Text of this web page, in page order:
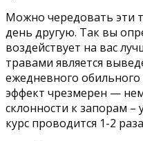
Можно чередовать эти
день другую. Так вы
воздействует на вас
травами является
ежедневного обильного
эффект чрезмерен —
склонности к запорам –
курс проводится 1-2